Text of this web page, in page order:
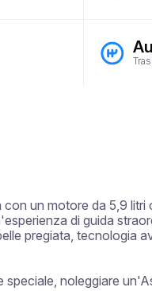
un motore da 5,9
di guida
pregiata, tecnologia
noleggiare